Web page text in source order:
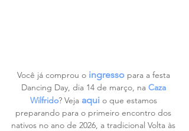
Você já comprou o ingresso para a festa
Dancing Day, dia 14 de março, na Caza
Wilfrido? Veja aqui o que estamos
preparando para o primeiro encontro dos
nativos no ano de 2026, a tradicional Volta às